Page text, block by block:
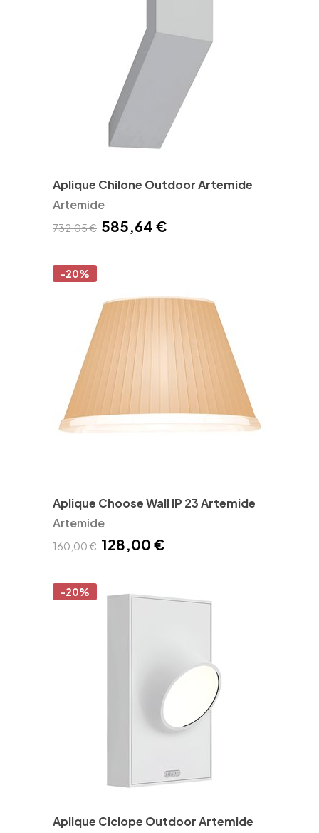
Aplique Chilone Outdoor Artemide
Artemide
732,05 € 585,64 €
-20%
Aplique Choose Wall IP 23 Artemide
Artemide
160,00 € 128,00 €
-20%
Aplique Ciclope Outdoor Artemide